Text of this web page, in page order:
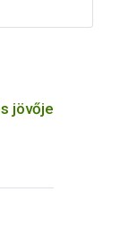
jövője